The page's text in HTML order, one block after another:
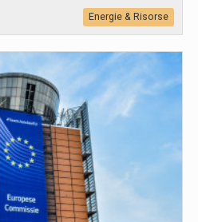
Energie & Risorse